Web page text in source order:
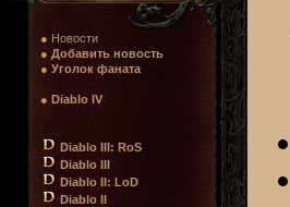
● Новости
● Добавить новость
● Уголок фаната
● Diablo IV
Diablo III: RoS
Diablo III
Diablo II: LoD
Diablo II